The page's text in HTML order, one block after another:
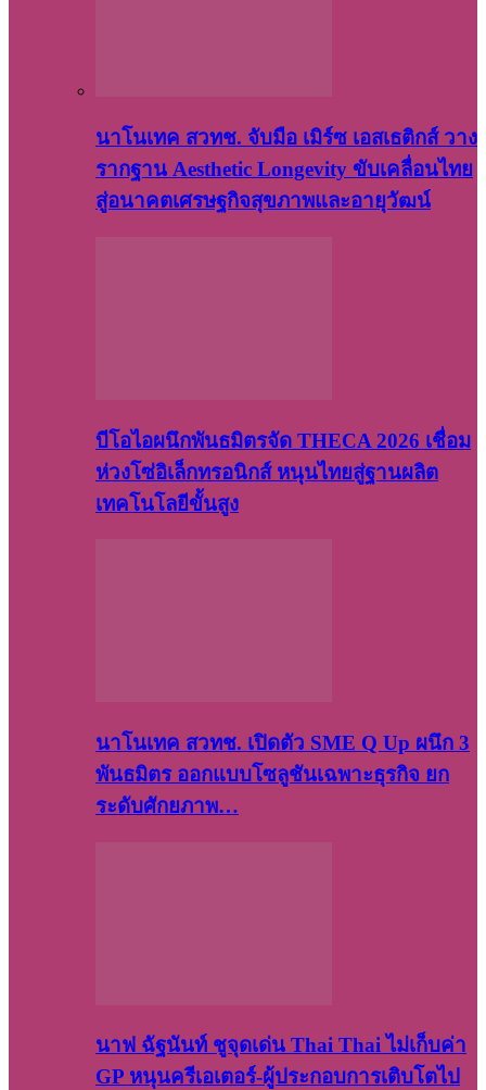
นาโนเทค สวทช. จับมือ เมิร์ซ เอสเธติกส์ วาง
รากฐาน Aesthetic Longevity ขับเคลื่อนไทย
สู่อนาคตเศรษฐกิจสุขภาพและอายุวัฒน์
บีโอไอผนึกพันธมิตรจัด THECA 2026 เชื่อม
ห่วงโซ่อิเล็กทรอนิกส์ หนุนไทยสู่ฐานผลิต
เทคโนโลยีขั้นสูง
นาโนเทค สวทช. เปิดตัว SME Q Up ผนึก 3
พันธมิตร ออกแบบโซลูชันเฉพาะธุรกิจ ยก
ระดับศักยภาพ…
นาฟ ฉัฐนันท์ ชูจุดเด่น Thai Thai ไม่เก็บค่า
GP หนุนครีเอเตอร์-ผู้ประกอบการเติบโตไป